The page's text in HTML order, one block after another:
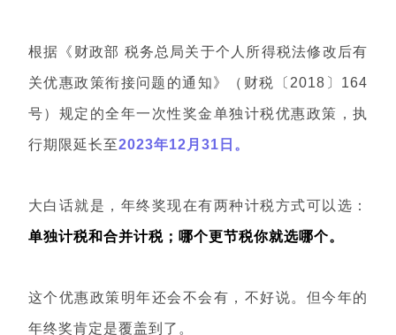
根据《财政部 税务总局关于个人所得税法修改后有
关优惠政策衔接问题的通知》（财税〔2018〕164
号）规定的全年一次性奖金单独计税优惠政策，执
行期限延长至2023年12月31日 。
大白话就是，年终奖现在有两种计税方式可以选：
单独计税和合并计税；哪个更节税你就选哪个。
这个优惠政策明年还会不会有，不好说。但今年的
年终奖肯定是覆盖到了。